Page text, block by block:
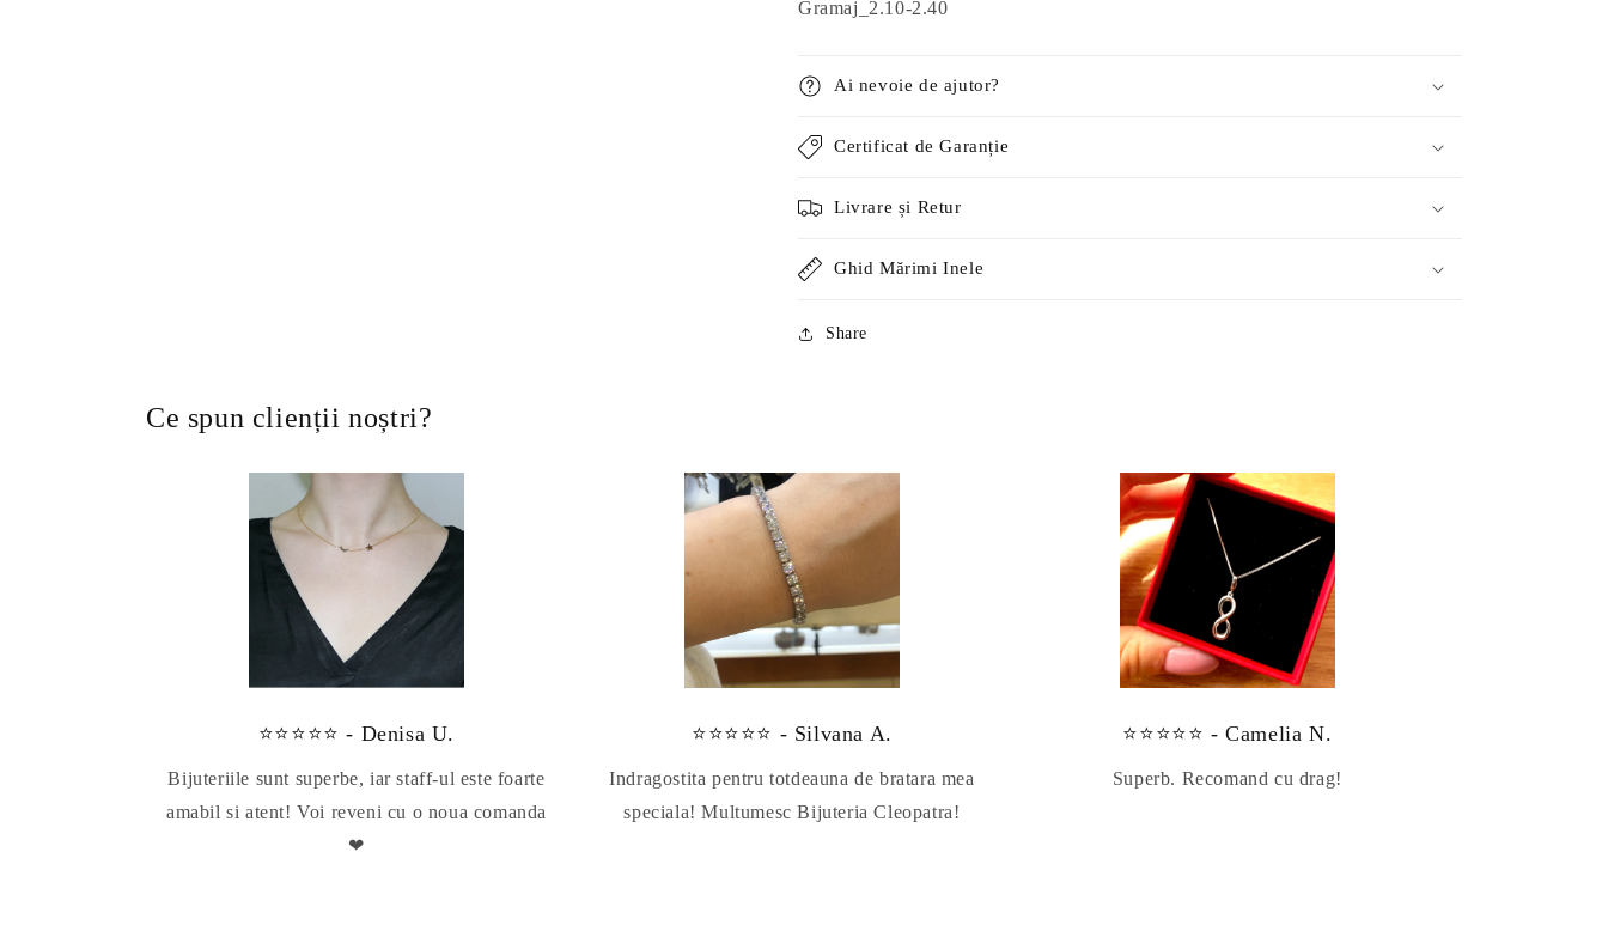
Gramaj_2.10-2.40
Ai nevoie de ajutor?
Certificat de Garanție
Livrare și Retur
Ghid Mărimi Inele
Share
Ce spun clienții noștri?
⭐⭐⭐⭐⭐ - Denisa U.
Bijuteriile sunt superbe, iar staff-ul este foarte
amabil si atent! Voi reveni cu o noua comanda
❤
⭐⭐⭐⭐⭐ - Silvana A.
Indragostita pentru totdeauna de bratara mea
speciala! Multumesc Bijuteria Cleopatra!
⭐⭐⭐⭐⭐ - Camelia N.
Superb. Recomand cu drag!